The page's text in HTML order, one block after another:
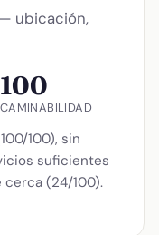
ubicación,
100
CAMINABILIDAD
100), sin
suficientes
(24/100).